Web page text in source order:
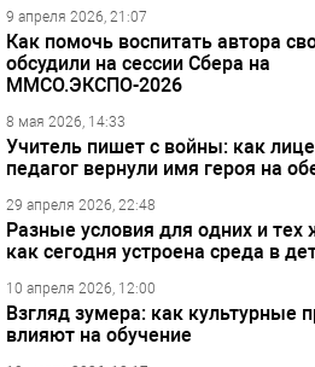
9 апреля 2026, 21:07
Как помочь воспитать автора
обсудили на сессии Сбера на
ММСО.ЭКСПО-2026
8 мая 2026, 14:33
Учитель пишет с войны: как
педагог вернули имя героя на
29 апреля 2026, 22:48
Разные условия для одних и тех
как сегодня устроена среда в
10 апреля 2026, 12:00
Взгляд зумера: как культурные
влияют на обучение